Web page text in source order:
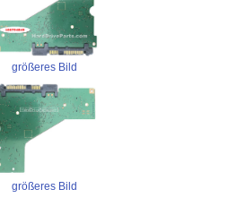
größeres Bild
größeres Bild